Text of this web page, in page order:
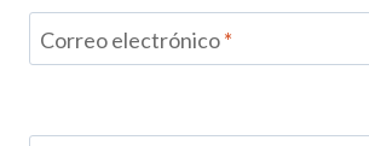
Correo electrónico*